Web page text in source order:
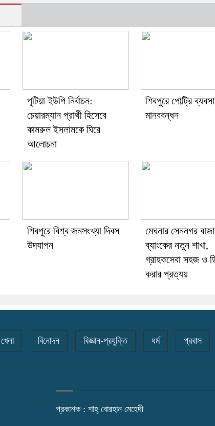
পুটিয়া ইউপি নির্বাচন:
চেয়ারম্যান প্রার্থী হিসেবে
কামরুল ইসলামকে ঘিরে
আলোচনা
শিবপুরে পোল্ট্রি
মানববন্ধন
শিবপুরে বিশ্ব জনসংখ্যা দিবস
উদযাপন
মেঘনার সেননগর
ব্যাংকের নতুন শাখা,
গ্রাহকসেবা সহজ ও
করার প্রত্যয়
খেলা বিনোদন বিজ্ঞান-প্রযুক্তি ধর্ম প্রবাস
প্রকাশক : শাহ্ বোরহান মেহেদী